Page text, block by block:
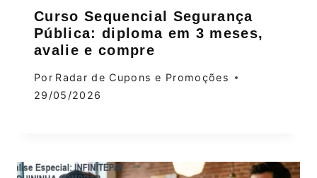
Curso Sequencial Segurança
Pública: diploma em 3 meses,
avalie e compre
Por Radar de Cupons e Promoções
29/05/2026